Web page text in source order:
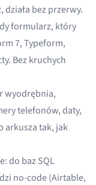
działa bez przerwy.
formularz, który
7, Typeform,
Bez kruchych
wyodrębnia,
telefonów, daty,
arkusza tak, jak
do baz SQL
no-code (Airtable,